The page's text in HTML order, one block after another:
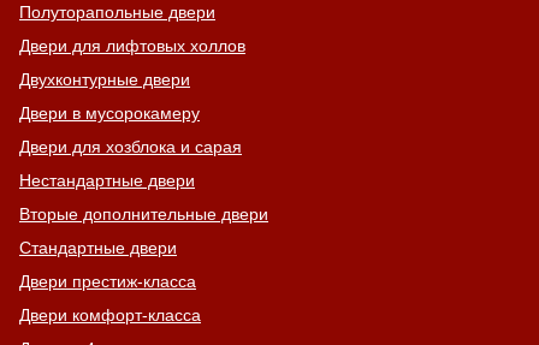
Полуторапольные двери
Двери для лифтовых холлов
Двухконтурные двери
Двери в мусорокамеру
Двери для хозблока и сарая
Нестандартные двери
Вторые дополнительные двери
Стандартные двери
Двери престиж-класса
Двери комфорт-класса